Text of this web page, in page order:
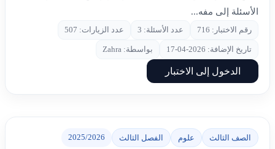
الأسئلة إلى مفه...
رقم الاختبار: 716 عدد الأسئلة: 3 عدد الزيارات: 507
تاريخ الإضافة: 2026-04-17 بواسطة: Zahra
الدخول إلى الاختبار
الصف الثالث علوم الفصل الثالث 2025/2026